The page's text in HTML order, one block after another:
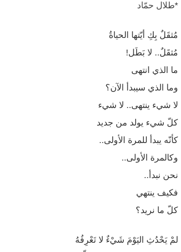
*طلال حمّاد
مُثقَلٌ بِكِ أيّتها الحياةُ
مُثقَلٌ.. لا بَطَل!
ما الذي انتهى
وما الذي سيبدأ الآن؟
لا شيء ينتهى.. لا شيء
كلّ شيء يولد من جديد
كأنّه يبدأ للمرة الأولى..
وكالمرة الأولى..
نحن نبدأ..
فكيف ينتهي
كلّ ما نريد؟
لمْ يَحْدُثِ اليَوْمَ شَيْءٌ لا تَعْرِفُهُ